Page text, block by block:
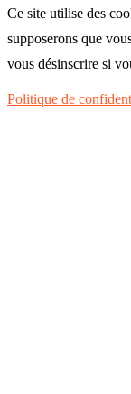
Ce site utilise des
supposerons que
vous désinscrire si
Politique de